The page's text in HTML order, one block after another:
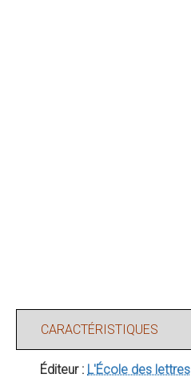
CARACTÉRISTIQUES
Éditeur : L'École des lettres